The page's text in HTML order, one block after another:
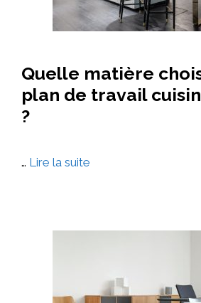
Quelle matière
plan de travail
?
… Lire la suite